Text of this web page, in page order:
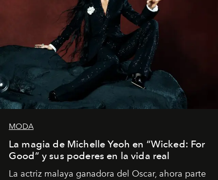
MODA
La magia de Michelle Yeoh en “Wicked: For
Good” y sus poderes en la vida real
La actriz malaya ganadora del Oscar, ahora parte